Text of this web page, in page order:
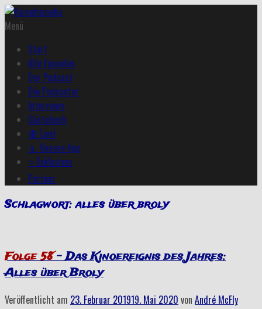
Menü
Start
Alle Episoden
Der Podcast
Die Podcaster
Interviews
Gästebuch
🔴 Live!
📱 Unsere App
⭐ Exklusives
Partner
Schlagwort:alles über broly
Folge 58– Das Kinoereignis des Jahres:
Alles über Broly
Veröffentlicht am 23. Februar 201919. Mai 2020 von André McFly